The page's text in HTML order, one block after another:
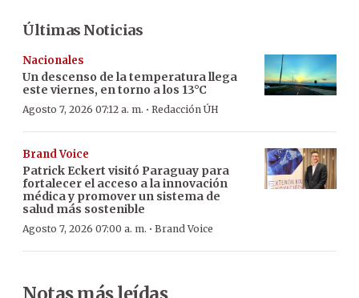
Últimas Noticias
Nacionales
Un descenso de la temperatura llega
este viernes, en torno a los 13°C
Agosto 7, 2026 07:12 a. m. · Redacción ÚH
Brand Voice
Patrick Eckert visitó Paraguay para
fortalecer el acceso a la innovación
médica y promover un sistema de
salud más sostenible
Agosto 7, 2026 07:00 a. m. · Brand Voice